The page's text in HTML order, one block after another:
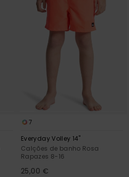
7
Everyday Volley 14"
Calções de banho Rosa
Rapazes 8-16
25,00 €